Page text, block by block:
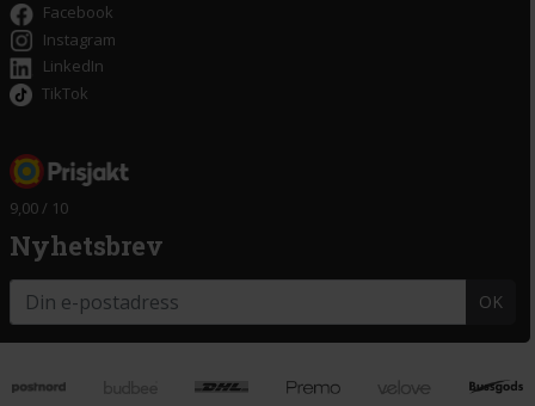
Facebook
Instagram
LinkedIn
TikTok
9,00 / 10
Nyhetsbrev
OK